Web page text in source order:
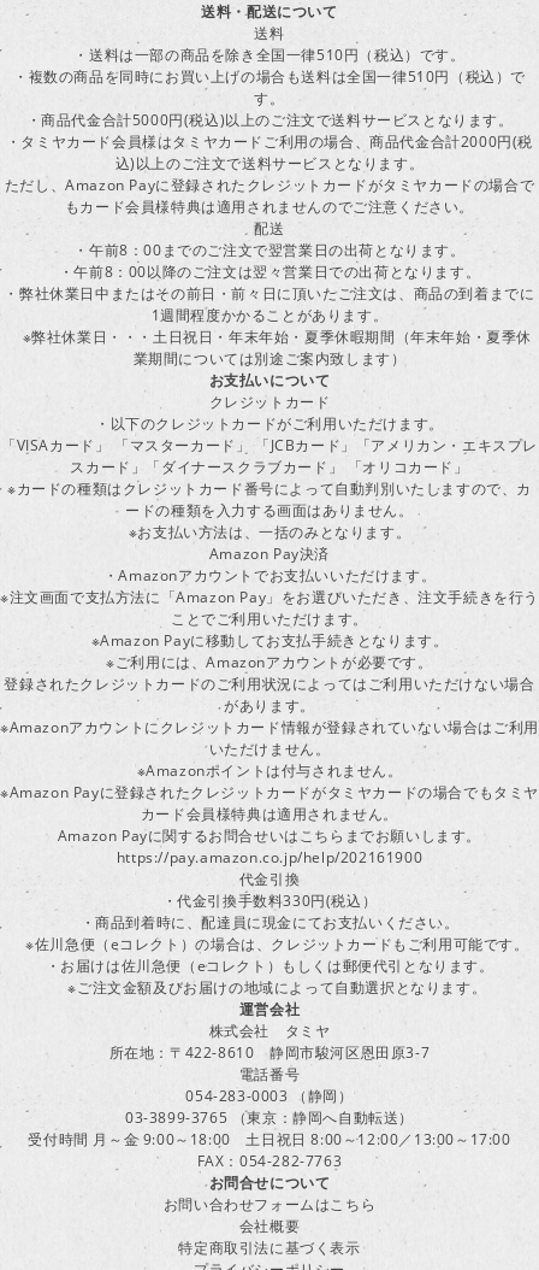
送料・配送について
送料
・送料は一部の商品を除き全国一律510円（税込）です。
・複数の商品を同時にお買い上げの場合も送料は全国一律510円（税込）で
す。
・商品代金合計5000円(税込)以上のご注文で送料サービスとなります。
・タミヤカード会員様はタミヤカードご利用の場合、商品代金合計2000円(税
込)以上のご注文で送料サービスとなります。
ただし、Amazon Payに登録されたクレジットカードがタミヤカードの場合で
もカード会員様特典は適用されませんのでご注意ください。
配送
・午前8：00までのご注文で翌営業日の出荷となります。
・午前8：00以降のご注文は翌々営業日での出荷となります。
・弊社休業日中またはその前日・前々日に頂いたご注文は、商品の到着までに
1週間程度かかることがあります。
※弊社休業日・・・土日祝日・年末年始・夏季休暇期間（年末年始・夏季休
業期間については別途ご案内致します）
お支払いについて
クレジットカード
・以下のクレジットカードがご利用いただけます。
「VISAカード」 「マスターカード」 「JCBカード」「アメリカン・エキスプレ
スカード」「ダイナースクラブカード」 「オリコカード」
※カードの種類はクレジットカード番号によって自動判別いたしますので、カ
ードの種類を入力する画面はありません。
※お支払い方法は、一括のみとなります。
Amazon Pay決済
・Amazonアカウントでお支払いいただけます。
※注文画面で支払方法に「Amazon Pay」をお選びいただき、注文手続きを行う
ことでご利用いただけます。
※Amazon Payに移動してお支払手続きとなります。
※ご利用には、Amazonアカウントが必要です。
登録されたクレジットカードのご利用状況によってはご利用いただけない場合
があります。
※Amazonアカウントにクレジットカード情報が登録されていない場合はご利用
いただけません。
※Amazonポイントは付与されません。
※Amazon Payに登録されたクレジットカードがタミヤカードの場合でもタミヤ
カード会員様特典は適用されません。
Amazon Payに関するお問合せいはこちらまでお願いします。
https://pay.amazon.co.jp/help/202161900
代金引換
・代金引換手数料330円(税込）
・商品到着時に、配達員に現金にてお支払いください。
※佐川急便（eコレクト）の場合は、クレジットカードもご利用可能です。
・お届けは佐川急便（eコレクト）もしくは郵便代引となります。
※ご注文金額及びお届けの地域によって自動選択となります。
運営会社
株式会社 タミヤ
所在地：〒422-8610 静岡市駿河区恩田原3-7
電話番号
054-283-0003 （静岡）
03-3899-3765 （東京：静岡へ自動転送）
受付時間 月～金 9:00～18:00 土日祝日 8:00～12:00／13:00～17:00
FAX：054-282-7763
お問合せについて
お問い合わせフォームはこちら
会社概要
特定商取引法に基づく表示